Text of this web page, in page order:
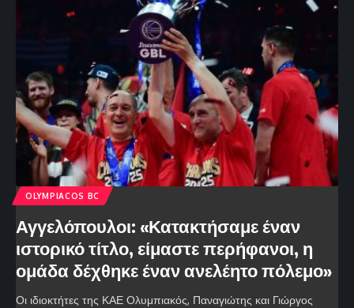
OLYMPIACOS BC
Αγγελόπουλοι: «Κατακτήσαμε έναν
ιστορικό τίτλο, είμαστε περήφανοι, η
ομάδα δέχθηκε έναν ανελέητο πόλεμο»
Οι ιδιοκτήτες της ΚΑΕ Ολυμπιακός, Παναγιώτης και Γιώργος